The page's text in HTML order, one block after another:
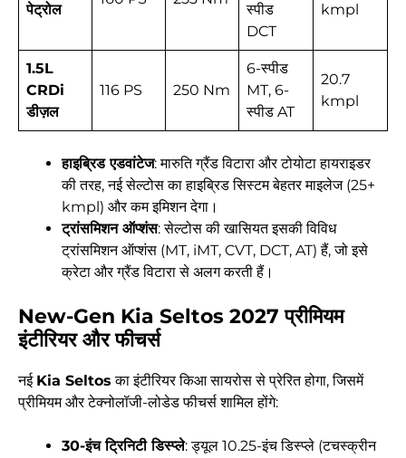
पेट्रोल
स्पीड
DCT
kmpl
1.5L
CRDi
डीज़ल
116 PS 250 Nm
6-स्पीड
MT, 6-
स्पीड AT
20.7
kmpl
हाइब्रिड एडवांटेज: मारुति ग्रैंड विटारा और टोयोटा हायराइडर
की तरह, नई सेल्टोस का हाइब्रिड सिस्टम बेहतर माइलेज (25+
kmpl) और कम इमिशन देगा।
ट्रांसमिशन ऑप्शंस: सेल्टोस की खासियत इसकी विविध
ट्रांसमिशन ऑप्शंस (MT, iMT, CVT, DCT, AT) हैं, जो इसे
क्रेटा और ग्रैंड विटारा से अलग करती हैं।
New-Gen Kia Seltos 2027 प्रीमियम
इंटीरियर और फीचर्स
नई Kia Seltos का इंटीरियर किआ सायरोस से प्रेरित होगा, जिसमें
प्रीमियम और टेक्नोलॉजी-लोडेड फीचर्स शामिल होंगे:
30-इंच ट्रिनिटी डिस्प्ले: ड्यूल 10.25-इंच डिस्प्ले (टचस्क्रीन